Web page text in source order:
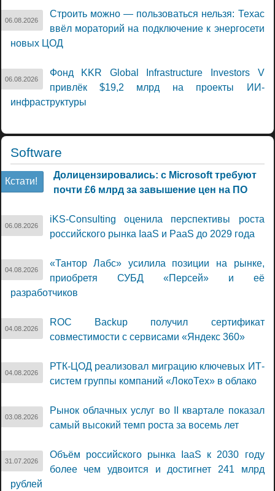
06.08.2026
Строить можно — пользоваться нельзя: Техас
ввёл мораторий на подключение к энергосети
новых ЦОД
06.08.2026
Фонд KKR Global Infrastructure Investors V
привлёк $19,2 млрд на проекты ИИ-
инфраструктуры
Software
Кстати!
Долицензировались: с Microsoft требуют
почти £6 млрд за завышение цен на ПО
06.08.2026
iKS-Consulting оценила перспективы роста
российского рынка IaaS и PaaS до 2029 года
04.08.2026
«Тантор Лабс» усилила позиции на рынке,
приобретя СУБД «Персей» и её
разработчиков
04.08.2026
ROC Backup получил сертификат
совместимости с сервисами «Яндекс 360»
04.08.2026
РТК-ЦОД реализовал миграцию ключевых ИТ-
систем группы компаний «ЛокоТех» в облако
03.08.2026
Рынок облачных услуг во II квартале показал
самый высокий темп роста за восемь лет
31.07.2026
Объём российского рынка IaaS к 2030 году
более чем удвоится и достигнет 241 млрд
рублей